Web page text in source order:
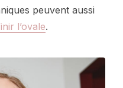
peuvent aussi
l’ovale.